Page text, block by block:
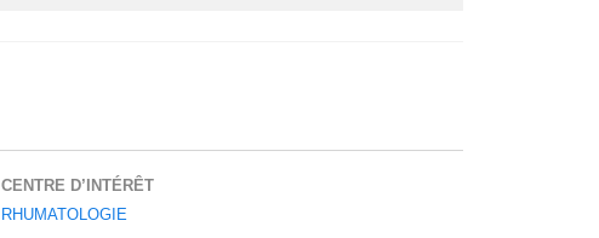
CENTRE D’INTÉRÊT
RHUMATOLOGIE